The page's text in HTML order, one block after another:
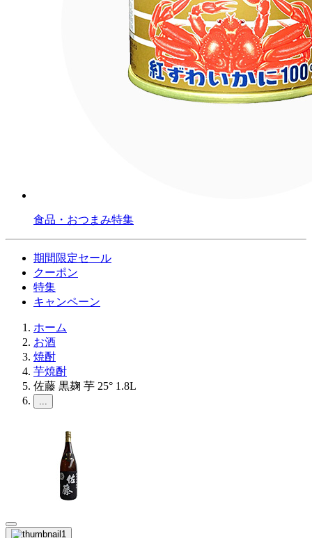
食品・おつまみ特集
期間限定セール
クーポン
特集
キャンペーン
ホーム
お酒
焼酎
芋焼酎
佐藤 黒麹 芋 25° 1.8L
...